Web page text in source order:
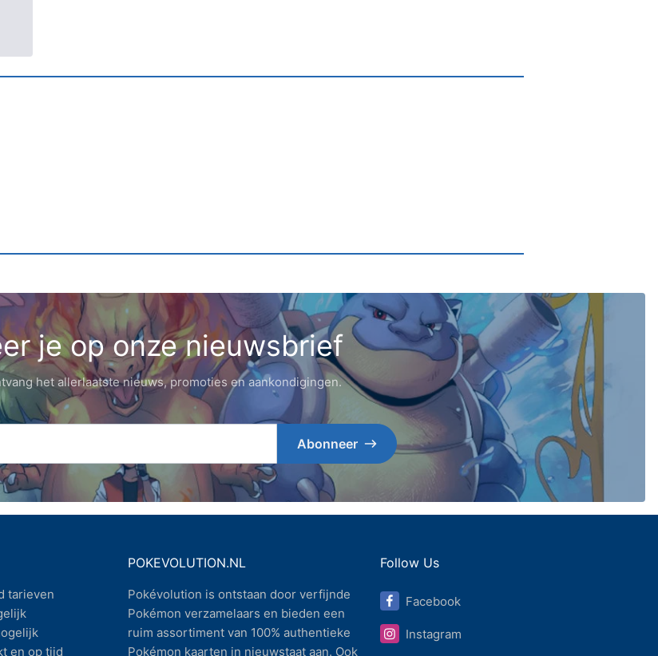
je op onze nieuwsbrief
het allerlaatste nieuws, promoties en aankondigingen.
Abonneer
tarieven
en op tijd
POKEVOLUTION.NL
Pokévolution is ontstaan door verfijnde
Pokémon verzamelaars en bieden een
ruim assortiment van 100% authentieke
Pokémon kaarten in nieuwstaat aan. Ook
Follow Us
Facebook
Instagram